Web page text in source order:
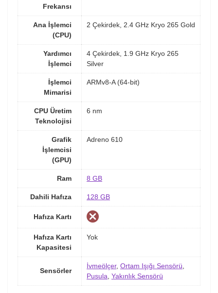
Frekansı
Ana İşlemci
(CPU)
2 Çekirdek, 2.4 GHz Kryo 265 Gold
Yardımcı
İşlemci
4 Çekirdek, 1.9 GHz Kryo 265
Silver
İşlemci
Mimarisi
ARMv8-A (64-bit)
CPU Üretim
Teknolojisi
6 nm
Grafik
İşlemcisi
(GPU)
Adreno 610
Ram 8 GB
Dahili Hafıza 128 GB
Hafıza Kartı
Hafıza Kartı
Kapasitesi
Yok
Sensörler
İvmeölçer, Ortam Işığı Sensörü,
Pusula, Yakınlık Sensörü